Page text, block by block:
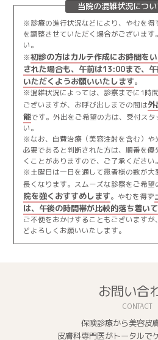
当院の混雑状況につ
※診療の進行状況などにより、やむを得
を調整させていただく場合がございます
い。
※初診の方はカルテ作成にお時間を
された場合も、午前は13:00まで、
いただくようお願いいたします。
※混雑状況によっては、診察までに1時
ございますが、お呼び出しまでの間は外
能です。外出をご希望の方は、受付ス
い。
※なお、自費治療（美容注射を含む）や
必要であると判断された方は、順番を
くことがありますので、ご了承ください。
※土曜日は一日を通して患者様の数が大
長くなります。スムーズな診察をご希望
院を強くおすすめします。やむを得ず
は、午後の時間帯が比較的落ち着い
ご不便をおかけすることもございます
どよろしくお願いいたします。
お問い合
保険診療から美容皮
皮膚科専門医がトータルで